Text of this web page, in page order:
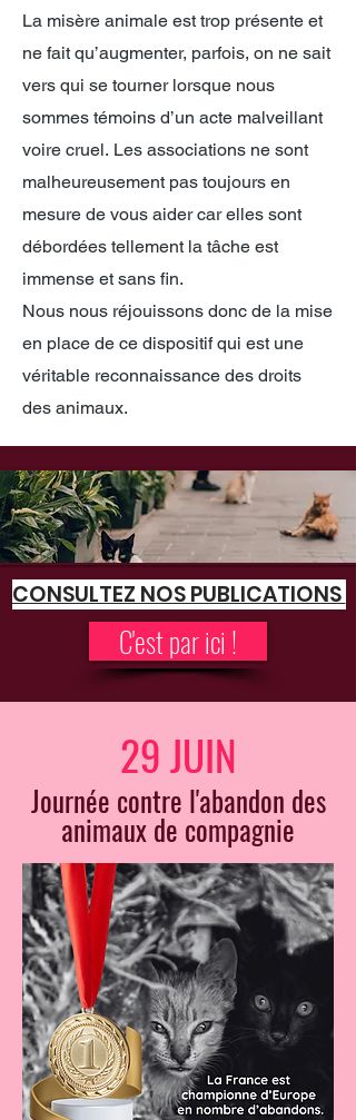
La misère animale est trop présente et
ne fait qu’augmenter, parfois, on ne sait
vers qui se tourner lorsque nous
sommes témoins d’un acte malveillant
voire cruel. Les associations ne sont
malheureusement pas toujours en
mesure de vous aider car elles sont
débordées tellement la tâche est
immense et sans fin.
Nous nous réjouissons donc de la mise
en place de ce dispositif qui est une
véritable reconnaissance des droits
des animaux.
CONSULTEZ NOS PUBLICATIONS
C'est par ici !
29 JUIN
Journée contre l'abandon des
animaux de compagnie